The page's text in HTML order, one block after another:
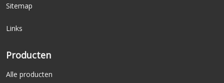
Sitemap
Links
Producten
Alle producten